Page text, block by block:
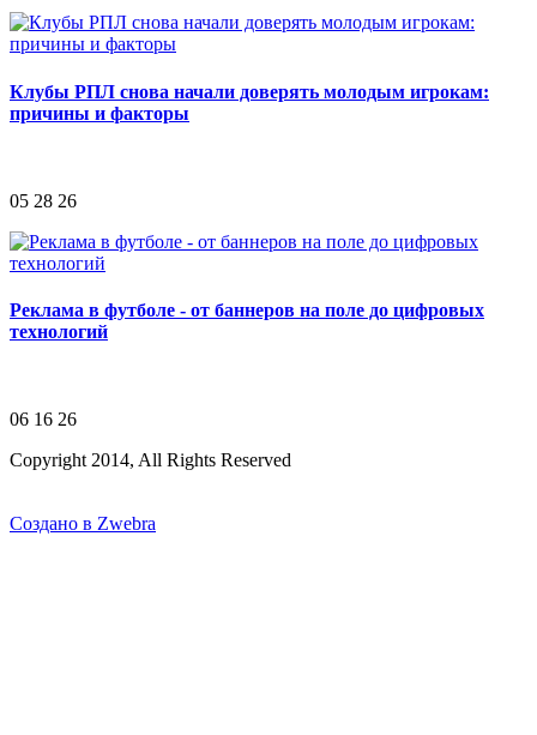
Клубы РПЛ снова начали доверять молодым игрокам:
причины и факторы
05 28 26
Реклама в футболе - от баннеров на поле до цифровых
технологий
06 16 26
Copyright 2014, All Rights Reserved
Создано в Zwebra